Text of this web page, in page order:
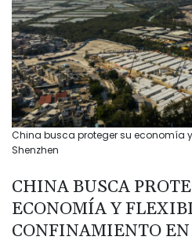
China busca proteger su economía
Shenzhen
CHINA BUSCA
ECONOMÍA Y
CONFINAMIENTO